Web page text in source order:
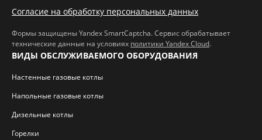
Согласие на обработку персональных данных
Формы защищены Yandex SmartCaptcha. Сервис обрабатывает
технические данные на условиях политики Yandex Cloud.
ВИДЫ ОБСЛУЖИВАЕМОГО ОБОРУДОВАНИЯ
Настенные газовые котлы
Напольные газовые котлы
Дизельные котлы
Горелки